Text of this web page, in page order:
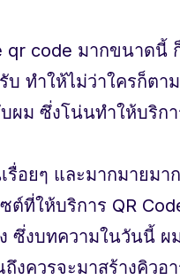
qr code มากขนาดนี้
ทำให้ไม่ว่าใครก็ตา
ผม ซึ่งโน่นทำให้บริก
อยๆ และมากมายมา
ต์ที่ให้บริการ QR
ซึ่งบทความในวันนี้
งควรจะมาสร้างคิวอ